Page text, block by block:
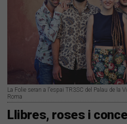
La Folie seran a l'espai TR3SC del Palau de la
Roma
Llibres, roses i